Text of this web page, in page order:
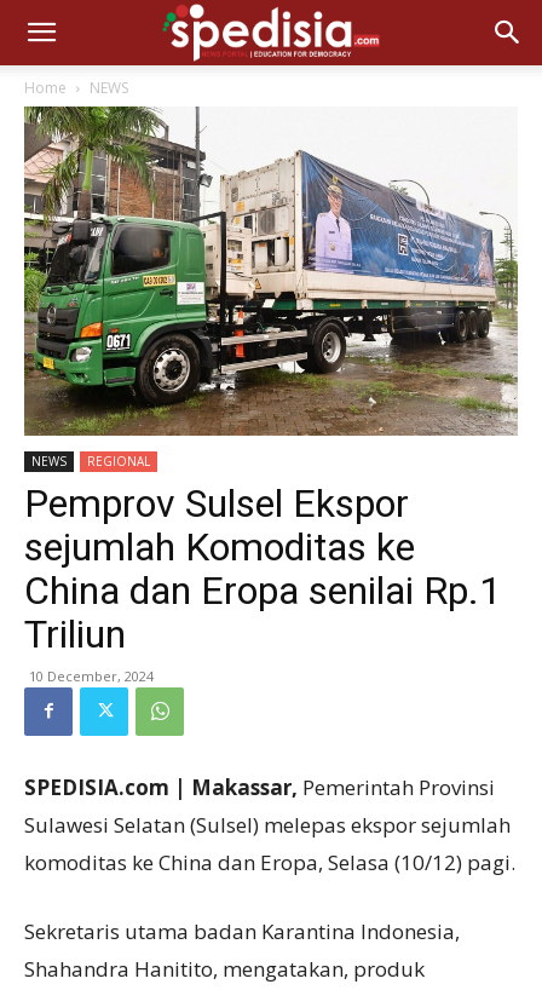
Home NEWS
NEWS REGIONAL
Pemprov Sulsel Ekspor
sejumlah Komoditas ke
China dan Eropa senilai Rp.1
Triliun
10 December, 2024
SPEDISIA.com | Makassar, Pemerintah Provinsi
Sulawesi Selatan (Sulsel) melepas ekspor sejumlah
komoditas ke China dan Eropa, Selasa (10/12) pagi.
Sekretaris utama badan Karantina Indonesia,
Shahandra Hanitito, mengatakan, produk